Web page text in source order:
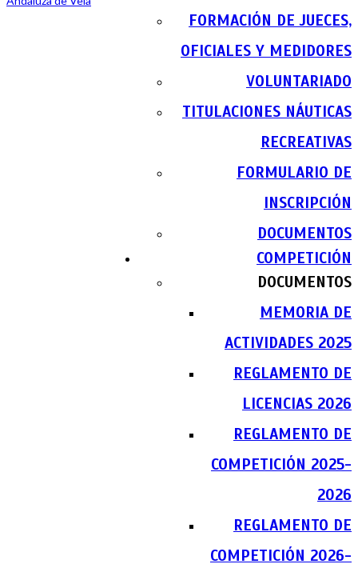
FORMACIÓN DE JUECES,
OFICIALES Y MEDIDORES
VOLUNTARIADO
TITULACIONES NÁUTICAS
RECREATIVAS
FORMULARIO DE
INSCRIPCIÓN
DOCUMENTOS
COMPETICIÓN
DOCUMENTOS
MEMORIA DE
ACTIVIDADES 2025
REGLAMENTO DE
LICENCIAS 2026
REGLAMENTO DE
COMPETICIÓN 2025-
2026
REGLAMENTO DE
COMPETICIÓN 2026-